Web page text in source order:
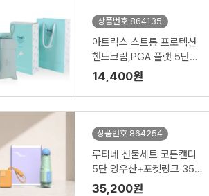
상품번호 864135
아트릭스 스트롱 프로텍션
핸드크림,PGA 플랫 5단수
동 양우산세트
14,400원
상품번호 864254
루티네 선물세트 코튼캔디
5단 양우산+포켓링크 35
W 보조배터리 10000mAh
35,200원